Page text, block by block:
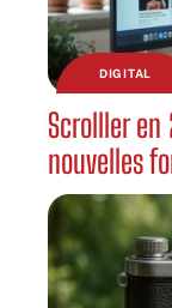
DIGITAL
Scrolller
nouvelles